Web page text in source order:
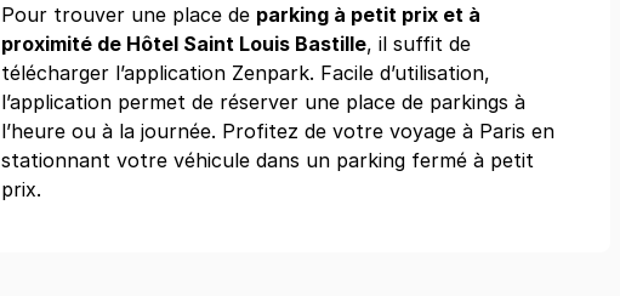
Réserver
+ Abonnements disponibles
Paris - Hôtel de Ville - Beaubourg
15 rue du Temple
Pour trouver une place de parking à petit prix et à
proximité de Hôtel Saint Louis Bastille, il suffit de
télécharger l’application Zenpark. Facile d’utilisation,
l’application permet de réserver une place de parkings à
l’heure ou à la journée. Profitez de votre voyage à Paris en
stationnant votre véhicule dans un parking fermé à petit
prix.